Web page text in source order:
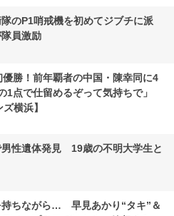
のP1哨戒機を初めてジブチに派
員激励
勝！前年覇者の中国・陳幸同に4
1点で仕留めるぞって気持ちで」
横浜】
性遺体発見 19歳の不明大学生と
持ちながら… 早見あかり“タキ”＆